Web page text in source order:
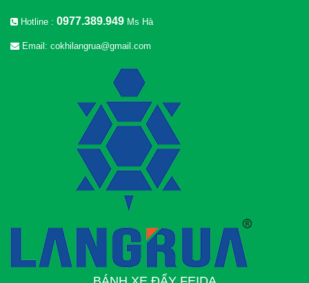
Hotline : 0977.389.949 Ms Hà
Email: cokhilangrua@gmail.com